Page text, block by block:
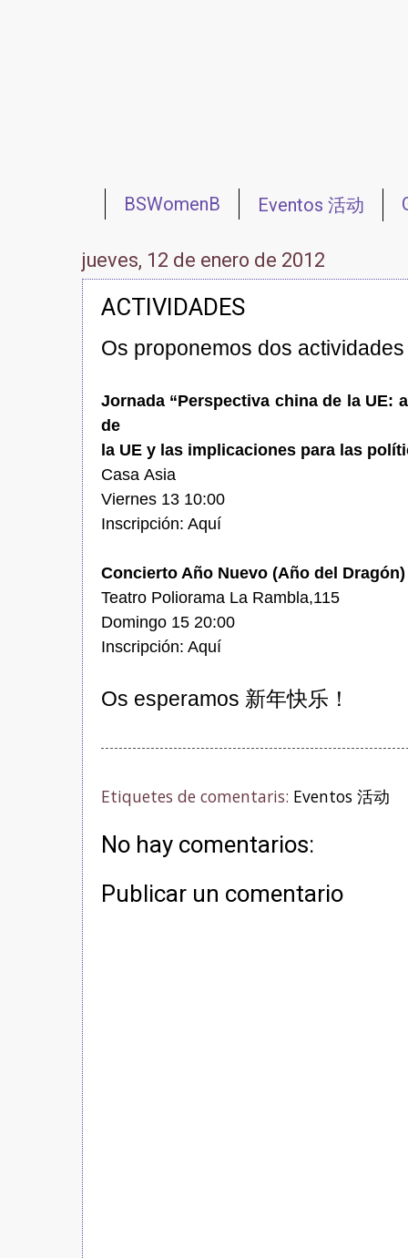
BSWomenB Eventos 活动
jueves, 12 de enero de 2012
ACTIVIDADES
Os proponemos dos
Jornada “Perspectiva china de la UE:
de
la UE y las implicaciones para las
Casa Asia
Viernes 13 10:00
Inscripción: Aquí
Concierto Año Nuevo (Año del Dragón)
Teatro Poliorama La Rambla,115
Domingo 15 20:00
Inscripción: Aquí
Os esperamos 新年快乐！
Etiquetes de comentaris: Eventos 活动
No hay comentarios:
Publicar un comentario